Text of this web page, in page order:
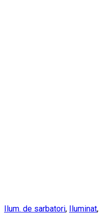
Ilum. de sarbatori, Iluminat,